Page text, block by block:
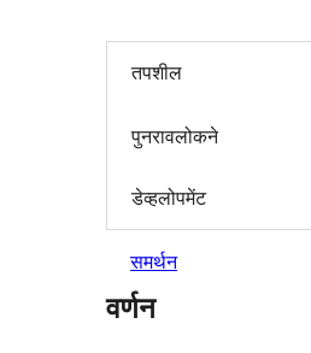
तपशील
पुनरावलोकने
डेव्हलोपमेंट
समर्थन
वर्णन